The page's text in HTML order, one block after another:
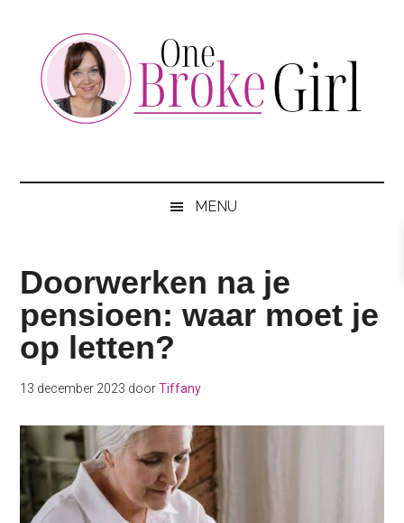
content
secondary
MENU
Doorwerken na je
pensioen: waar moet je
op letten?
13 december 2023 doorTiffany